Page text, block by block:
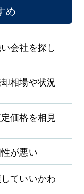
め
会社を探し
相場や状況
価格を相見
が悪い
ていいかわ